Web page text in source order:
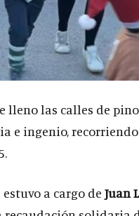
lleno las calles de
e ingenio,
a cargo de Juan